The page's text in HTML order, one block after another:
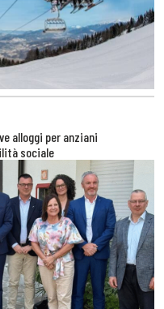
alloggi per anziani
sociale